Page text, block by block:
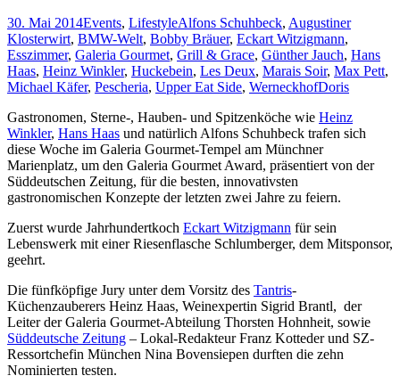
30. Mai 2014Events, LifestyleAlfons Schuhbeck, Augustiner
Klosterwirt, BMW-Welt, Bobby Bräuer, Eckart Witzigmann,
Esszimmer, Galeria Gourmet, Grill & Grace, Günther Jauch, Hans
Haas, Heinz Winkler, Huckebein, Les Deux, Marais Soir, Max Pett,
Michael Käfer, Pescheria, Upper Eat Side, WerneckhofDoris
Gastronomen, Sterne-, Hauben- und Spitzenköche wie Heinz
Winkler, Hans Haas und natürlich Alfons Schuhbeck trafen sich
diese Woche im Galeria Gourmet-Tempel am Münchner
Marienplatz, um den Galeria Gourmet Award, präsentiert von der
Süddeutschen Zeitung, für die besten, innovativsten
gastronomischen Konzepte der letzten zwei Jahre zu feiern.
Zuerst wurde Jahrhundertkoch Eckart Witzigmann für sein
Lebenswerk mit einer Riesenflasche Schlumberger, dem Mitsponsor,
geehrt.
Die fünfköpfige Jury unter dem Vorsitz des Tantris-
Küchenzauberers Heinz Haas, Weinexpertin Sigrid Brantl, der
Leiter der Galeria Gourmet-Abteilung Thorsten Hohnheit, sowie
Süddeutsche Zeitung – Lokal-Redakteur Franz Kotteder und SZ-
Ressortchefin München Nina Bovensiepen durften die zehn
Nominierten testen.